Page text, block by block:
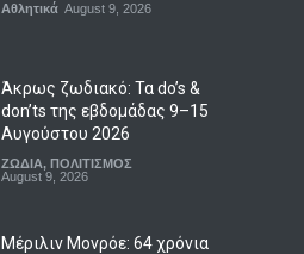
Αθλητικά August 9, 2026
Άκρως ζωδιακό: Τα do’s &
don’ts της εβδομάδας 9–15
Αυγούστου 2026
ΖΩΔΙΑ, ΠΟΛΙΤΙΣΜΟΣ
August 9, 2026
Μέριλιν Μονρόε: 64 χρόνια